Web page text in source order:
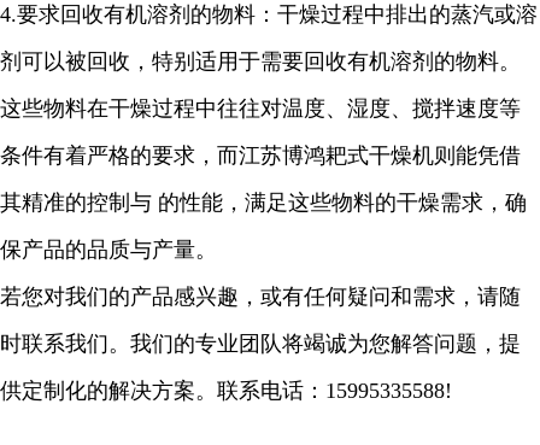
4.要求回收有机溶剂的物料：干燥过程中排出的蒸汽或溶
剂可以被回收，特别适用于需要回收有机溶剂的物料。
这些物料在干燥过程中往往对温度、湿度、搅拌速度等
条件有着严格的要求，而江苏博鸿耙式干燥机则能凭借
其精准的控制与 的性能，满足这些物料的干燥需求，确
保产品的品质与产量。
若您对我们的产品感兴趣，或有任何疑问和需求，请随
时联系我们。我们的专业团队将竭诚为您解答问题，提
供定制化的解决方案。联系电话： 15995335588!